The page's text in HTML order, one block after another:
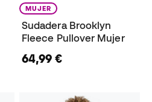
MUJER
Sudadera Brooklyn
Fleece Pullover Mujer
64,99 €